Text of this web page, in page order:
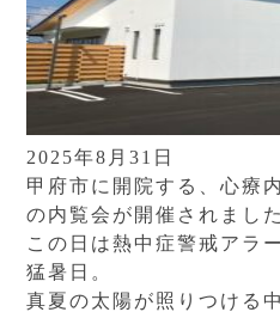
2025年8月31日
甲府市に開院する、心療
の内覧会が開催されました
この日は熱中症警戒アラ
猛暑日。
真夏の太陽が照りつける